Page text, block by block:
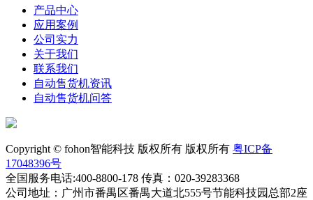
产品中心
应用案例
公司实力
关于我们
联系我们
自动售货机资讯
自动售货机问答
Copyright © fohon智能科技 版权所有 版权所有 粤ICP备
17048396号
全国服务电话:400-8800-178 传真：020-39283368
公司地址：广州市番禺区番禺大道北555号节能科技园总部2座